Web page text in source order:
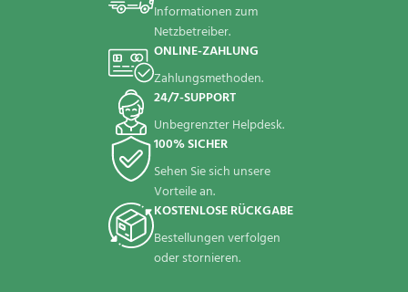
Informationen zum
Netzbetreiber.
ONLINE-ZAHLUNG
Zahlungsmethoden.
24/7-SUPPORT
Unbegrenzter Helpdesk.
100% SICHER
Sehen Sie sich unsere
Vorteile an.
KOSTENLOSE RÜCKGABE
Bestellungen verfolgen
oder stornieren.